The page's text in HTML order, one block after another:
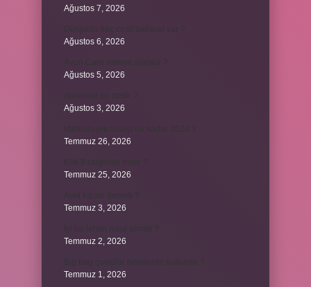
Ağustos 7, 2026
Ağustos 6, 2026
Ağustos 5, 2026
Ağustos 3, 2026
Temmuz 26, 2026
Temmuz 25, 2026
Temmuz 3, 2026
Temmuz 2, 2026
Temmuz 1, 2026